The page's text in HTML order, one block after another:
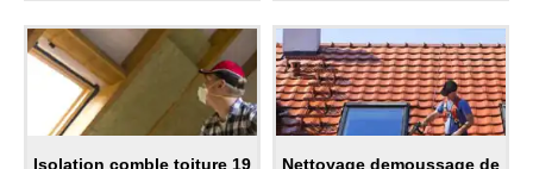
Isolation comble toiture 19
Nettoyage demoussage de